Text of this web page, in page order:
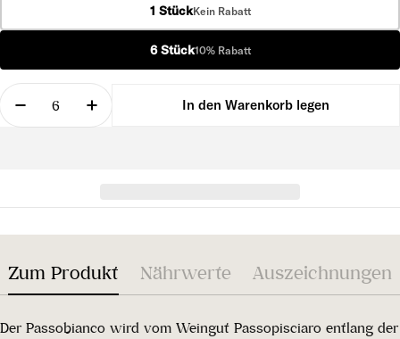
1 StückKein Rabatt
6 Stück10% Rabatt
Menge
Menge für Passobianco 2023 verringern
Menge für Passobianco 2023 erhöhen
In den Warenkorb legen
Zum Produkt Nährwerte Auszeichnungen
Der Passobianco wird vom Weingut Passopisciaro entlang der